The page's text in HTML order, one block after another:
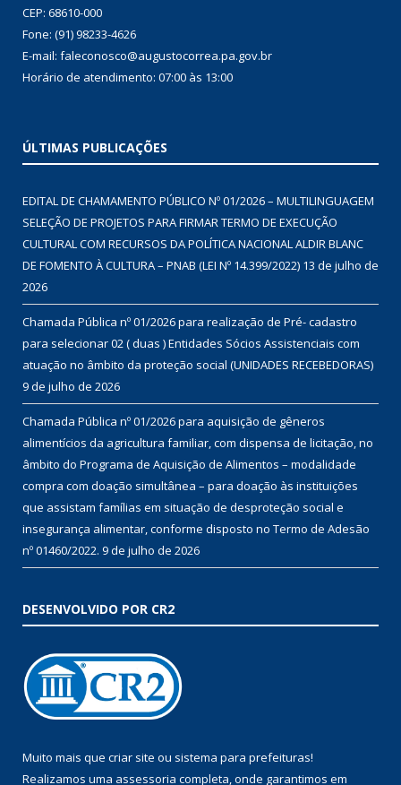
CEP: 68610-000
Fone: (91) 98233-4626
E-mail: faleconosco@augustocorrea.pa.gov.br
Horário de atendimento: 07:00 às 13:00
ÚLTIMAS PUBLICAÇÕES
EDITAL DE CHAMAMENTO PÚBLICO Nº 01/2026 – MULTILINGUAGEM
SELEÇÃO DE PROJETOS PARA FIRMAR TERMO DE EXECUÇÃO
CULTURAL COM RECURSOS DA POLÍTICA NACIONAL ALDIR BLANC
DE FOMENTO À CULTURA – PNAB (LEI Nº 14.399/2022) 13 de julho de
2026
Chamada Pública nº 01/2026 para realização de Pré- cadastro
para selecionar 02 ( duas ) Entidades Sócios Assistenciais com
atuação no âmbito da proteção social (UNIDADES RECEBEDORAS)
9 de julho de 2026
Chamada Pública nº 01/2026 para aquisição de gêneros
alimentícios da agricultura familiar, com dispensa de licitação, no
âmbito do Programa de Aquisição de Alimentos – modalidade
compra com doação simultânea – para doação às instituições
que assistam famílias em situação de desproteção social e
insegurança alimentar, conforme disposto no Termo de Adesão
nº 01460/2022. 9 de julho de 2026
DESENVOLVIDO POR CR2
Muito mais que criar site ou sistema para prefeituras!
Realizamos uma assessoria completa, onde garantimos em